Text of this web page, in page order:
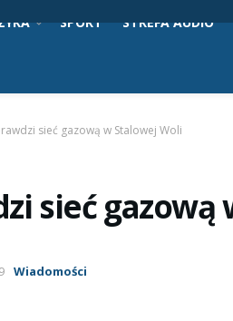
SPORT STREFA AUDIO
sieć gazową w Stalowej Woli
sieć
Wiadomości